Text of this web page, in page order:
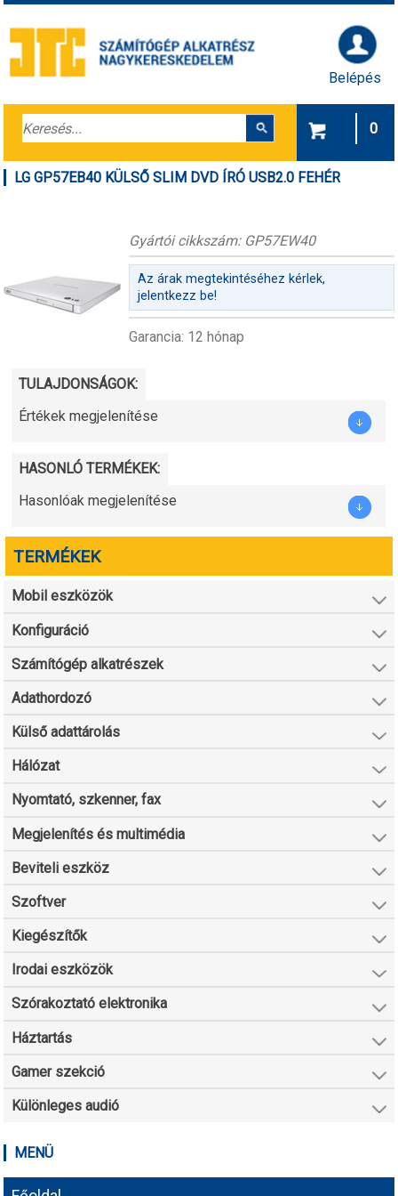
Belépés
0
LG GP57EB40 KÜLSŐ SLIM DVD ÍRÓ USB2.0 FEHÉR
Gyártói cikkszám: GP57EW40
Az árak megtekintéséhez kérlek,
jelentkezz be!
Garancia: 12 hónap
TULAJDONSÁGOK:
Értékek megjelenítése
HASONLÓ TERMÉKEK:
Hasonlóak megjelenítése
TERMÉKEK
Mobil eszközök
Konfiguráció
Számítógép alkatrészek
Adathordozó
Külső adattárolás
Hálózat
Nyomtató, szkenner, fax
Megjelenítés és multimédia
Beviteli eszköz
Szoftver
Kiegészítők
Irodai eszközök
Szórakoztató elektronika
Háztartás
Gamer szekció
Különleges audió
MENÜ